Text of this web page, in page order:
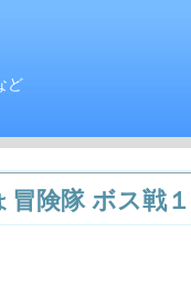
ど
険隊 ボス戦１